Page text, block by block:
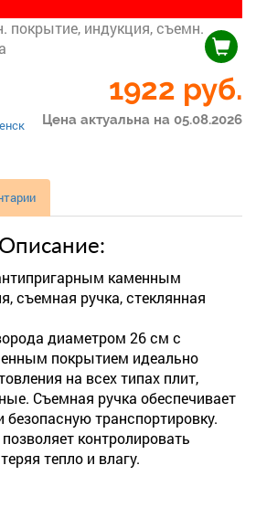
покрытие, индукция, съемн.
1922 руб.
Цена актуальна на 05.08.2026
Описание:
каменным
съемная ручка, стеклянная
диаметром 26 см с
покрытием идеально
на всех типах плит,
Съемная ручка обеспечивает
безопасную транспортировку.
контролировать
тепло и влагу.